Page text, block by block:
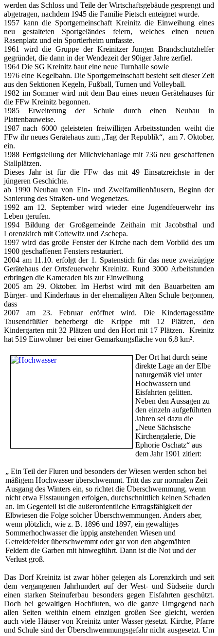
werden das Schloss und Teile der Wirtschaftsgebäude gesprengt und
abgetragen, nachdem 1945 die Familie Pietsch enteignet wurde.
1957 kann die Sportgemeinschaft Kreinitz die Einweihung eines
neu gestalteten Sportgeländes feiern, welches einen neuen
Rasenplatz und ein Sportlerheim umfasste.
1961 wird die Gruppe der Kreinitzer Jungen Brandschutzhelfer
gegründet, die dann in der Wendezeit der 90iger Jahre zerfiel.
1964 Die SG Kreinitz baut eine neue Turnhalle sowie
1976 eine Kegelbahn. Die Sportgemeinschaft besteht seit dieser Zeit
aus den Sektionen Kegeln, Fußball, Turnen und Volleyball.
1982 im Sommer wird mit dem Bau eines neuen Gerätehauses für
die FFw Kreinitz begonnen.
1985 Erweiterung der Schule durch einen Neubau in
Plattenbauweise.
1987 nach 6000 geleisteten freiwilligen Arbeitsstunden weiht die
FFw ihr neues Gerätehaus zum „Tag der Republik“, am 7. Oktober,
ein.
1988 Fertigstellung der Milchviehanlage mit 736 neu geschaffenen
Stallplätzen.
Dieses Jahr ist für die FFw das mit 49 Einsatzreichste in der
jüngeren Geschichte.
ab 1990 Neubau von Ein- und Zweifamilienhäusern, Beginn der
Sanierung des Straßen- und Wegenetzes.
1992 am 12. September wird wieder eine Jugendfeuerwehr ins
Leben gerufen.
1994 Bildung der Großgemeinde Zeithain mit Jacobsthal und
Lorenzkirch mit Cottewitz und Zschepa.
1997 wird das große Fenster der Kirche nach dem Vorbild des um
1900 geschaffenen Fensters restauriert.
2004 am 11.10. erfolgt der 1. Spatenstich für das neue zweizügige
Gerätehaus der Ortsfeuerwehr Kreinitz. Rund 3000 Arbeitstunden
erbringen die Kameraden bis zur Einweihung
2005 am 29. Oktober. Im Herbst wird mit den Bauarbeiten am
Bürger- und Kinderhaus in der ehemaligen Alten Schule begonnen,
dass
2007 am 23. Februar eröffnet wird. Die Kindertagesstätte
Tausendfüßler beherbergt die Krippe mit 12 Plätzen, den
Kindergarten mit 32 Plätzen und den Hort mit 17 Plätzen. Kreinitz
hat 519 Einwohner bei einer Gemarkungsfläche von 6,8 km².
Der Ort hat durch seine
direkte Lage an der Elbe
naturgemäß viel unter
Hochwassern und
Eisfahrten gelitten.
Neben den Aussagen zu
den einzeln aufgeführten
Jahren sei dazu die
„Neue Sächsische
Kirchengalerie, Die
Ephorie Oschatz“ aus
dem Jahr 1901 zitiert:
„ Ein Teil der Fluren und besonders der Wiesen werden schon bei
mäßigem Hochwasser überschwemmt. Tritt das zur normalen Zeit
Ausgang des Winters ein, so richtet die Überschwemmung, wenn
nicht etwa Eisstauungen erfolgen, durchschnittlich keinen Schaden
an. Im Gegenteil ist die außerordentliche Ertragsfähigkeit der
Elbwiesen die Folge solcher Überschwemmungen. Anders aber,
wenn plötzlich, wie z. B. 1896 und 1897, ein gewaltiges
Sommerhochwasser die üppig anstehenden Wiesen und
Getreidefelder überschwemmt oder gar von den abgemähten
Feldern die Garben mit hinwegführt. Dann ist die Not und der
Verlust groß.
Das Dorf Kreinitz ist zwar höher gelegen als Lorenzkirch und seit
dem vergangenen Jahrhundert auf der West- und Südseite durch
einen starken Steinuferbau besonders gegen Eisfahrten geschützt.
Doch bei gewaltigen Hochfluten, wo die ganze Umgegend nach
allen Seiten weithin einem einzigen großen See gleicht, werden
auch viele Häuser von Kreinitz unter Wasser gesetzt. Kirche, Pfarre
und Schule sind der Überschwemmungsgefahr nicht ausgesetzt. Um